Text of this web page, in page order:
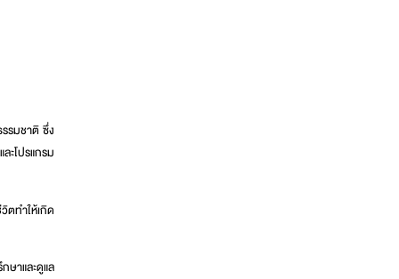
รมชาติ ซึ่ง
ะโปรแกรม
ตทำให้เกิด
ษาและดูแล